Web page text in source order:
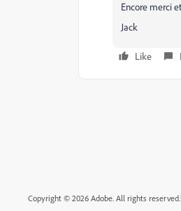
Encore merci
Jack
Like
Copyright © 2026 Adobe. All rights reserved.